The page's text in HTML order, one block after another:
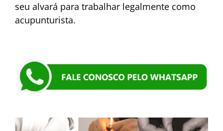
seu alvará para trabalhar legalmente como
acupunturista.